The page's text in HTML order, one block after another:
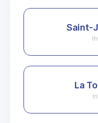
Saint-
La